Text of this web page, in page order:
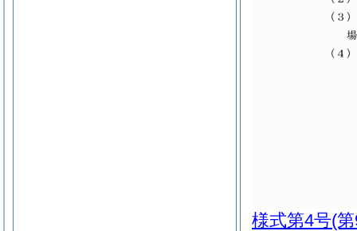
様式第4号(